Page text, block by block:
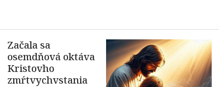
Začala sa
osemdňová oktáva
Kristovho
zmŕtvychvstania